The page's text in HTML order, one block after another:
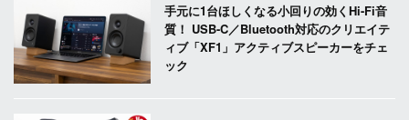
手元に1台ほしくなる小回りの効くHi-Fi音
質！ USB-C／Bluetooth対応のクリエイテ
ィブ「XF1」アクティブスピーカーをチェ
ック